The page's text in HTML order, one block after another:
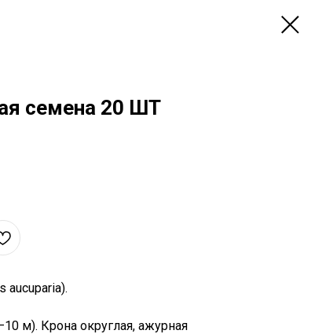
семена 20 ШТ
aucuparia).
м). Крона округлая, ажурная